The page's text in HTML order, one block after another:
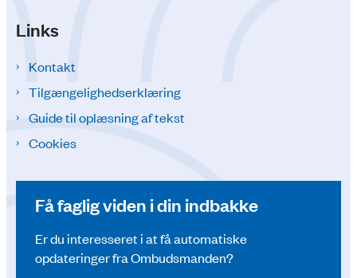
Links
Kontakt
Tilgængelighedserklæring
Guide til oplæsning af tekst
Cookies
Få faglig viden i din indbakke
Er du interesseret i at få automatiske
opdateringer fra Ombudsmanden?